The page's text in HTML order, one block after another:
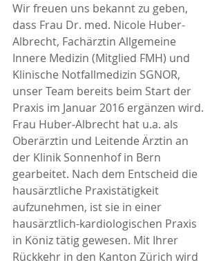
Wir freuen uns bekannt zu geben,
dass Frau Dr. med. Nicole Huber-
Albrecht, Fachärztin Allgemeine
Innere Medizin (Mitglied FMH) und
Klinische Notfallmedizin SGNOR,
unser Team bereits beim Start der
Praxis im Januar 2016 ergänzen wird.
Frau Huber-Albrecht hat u.a. als
Oberärztin und Leitende Ärztin an
der Klinik Sonnenhof in Bern
gearbeitet. Nach dem Entscheid die
hausärztliche Praxistätigkeit
aufzunehmen, ist sie in einer
hausärztlich-kardiologischen Praxis
in Köniz tätig gewesen. Mit Ihrer
Rückkehr in den Kanton Zürich wird